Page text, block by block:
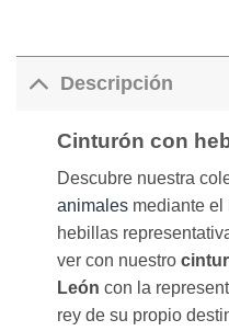
Descripción
Cinturón con
Descubre nuestra
animalesmediante el
hebillas
ver con nuestro
León con la
rey de su propio